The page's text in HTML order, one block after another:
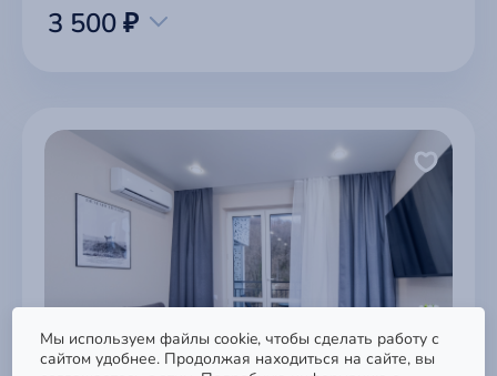
3 500 ₽
Мы используем файлы cookie, чтобы сделать работу с
сайтом удобнее. Продолжая находиться на сайте, вы
Поддержка
Быстрый доступ к базе знаний,
обращениям и формам связи.